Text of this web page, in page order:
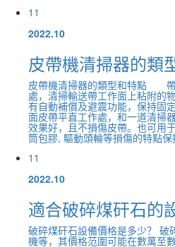
11
2022.10
皮帶機清掃器的類
皮帶機清掃器的類型和特點 帶
處，清掃輸送帶工作面上粘附的
有自動補償及避震功能，保持固
面皮帶平直工作處，和一道清掃
效果好，且不損傷皮帶。也可用
筒包膠, 驅動頭輪等損傷的特點
11
2022.10
適合破碎煤矸石的
破碎煤矸石設備價格是多少？ 破
機等，其價格范圍可能在數萬至